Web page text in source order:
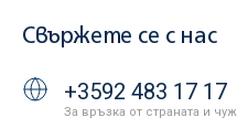
Свържете се с нас
+3592 483 17 17
За връзка от страната и